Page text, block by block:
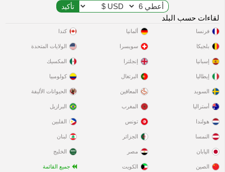
لقاءات حسب البلد
فرنسا
بلجيكا
إسبانيا
إيطاليا
السويد
ألمانيا
سويسرا
إنجلترا
البرتغال
المعاقين
كندا
الولايات المتحدة
المكسيك
كولومبيا
الحيوانات الأليفة
أستراليا
هولندا
النمسا
اليابان
الصين
المغرب
تونس
الجزائر
مصر
الكويت
البرازيل
الفلبين
لبنان
الخليج
جميع القائمة